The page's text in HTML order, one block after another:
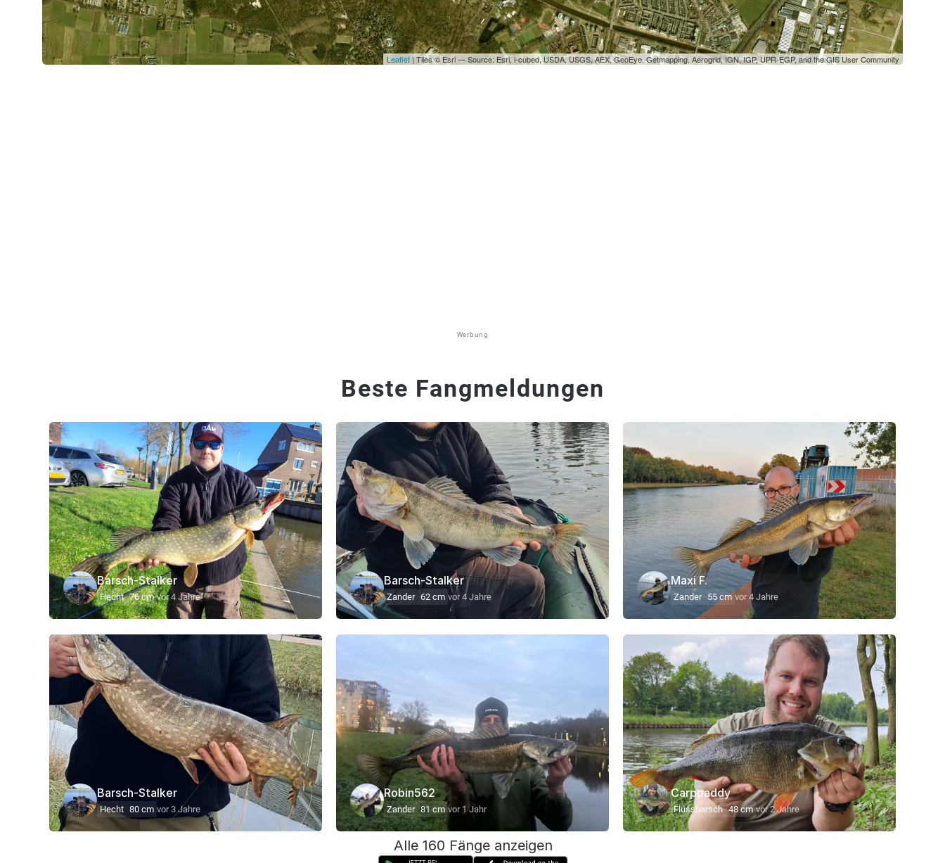
Leaflet | Tiles © Esri — Source: Esri, i-cubed, USDA, USGS, AEX, GeoEye, Getmapping, Aerogrid, IGN, IGP, UPR-EGP, and the GIS User Community
Werbung
Beste Fangmeldungen
Barsch-Stalker
Hecht 76 cm vor 4 Jahre
Barsch-Stalker
Zander 62 cm vor 4 Jahre
Maxi F.
Zander 55 cm vor 4 Jahre
Barsch-Stalker
Hecht 80 cm vor 3 Jahre
Robin562
Zander 81 cm vor 1 Jahr
Carppaddy
Flussbarsch 48 cm vor 2 Jahre
Alle 160 Fänge anzeigen